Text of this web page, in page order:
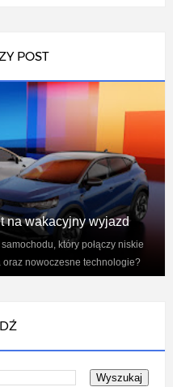
POST
na wakacyjny wyjazd
który połączy niskie
nowoczesne technologie?